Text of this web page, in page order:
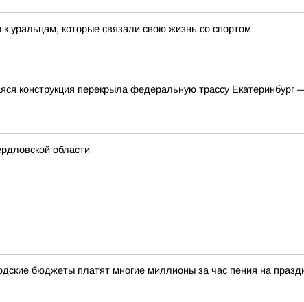
уральцам, которые связали свою жизнь со спортом
конструкция перекрыла федеральную трассу Екатеринбург
области
бюджеты платят многие миллионы за час пения на